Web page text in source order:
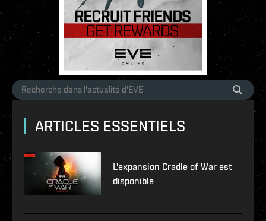
ARTICLES ESSENTIELS
L'expansion Cradle of War est
disponible